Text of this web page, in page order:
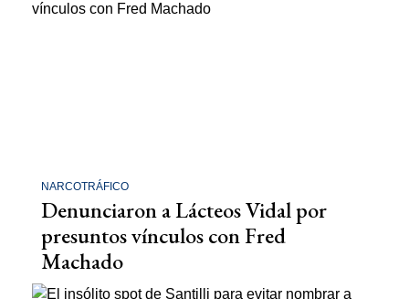
NARCOTRÁFICO
Denunciaron a Lácteos Vidal por
presuntos vínculos con Fred
Machado